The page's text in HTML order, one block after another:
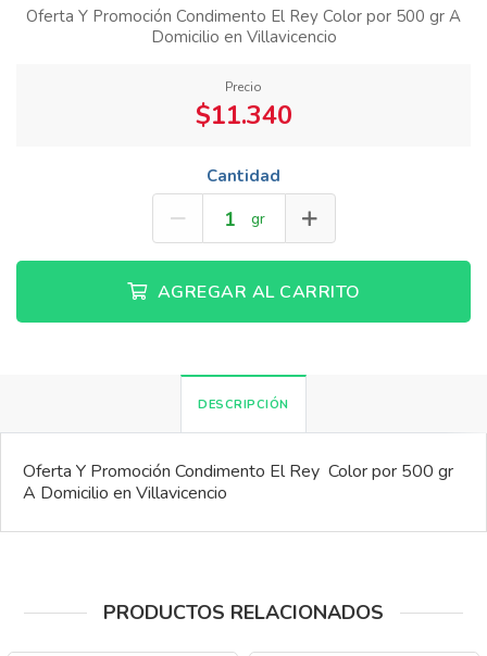
Oferta Y Promoción Condimento El Rey Color por 500 gr A
Domicilio en Villavicencio
Precio
$11.340
Cantidad
gr
AGREGAR AL CARRITO
DESCRIPCIÓN
Oferta Y Promoción Condimento El Rey Color por 500 gr
A Domicilio en Villavicencio
PRODUCTOS RELACIONADOS